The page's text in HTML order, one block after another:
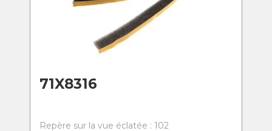
71X8316
Repère sur la vue éclatée : 102